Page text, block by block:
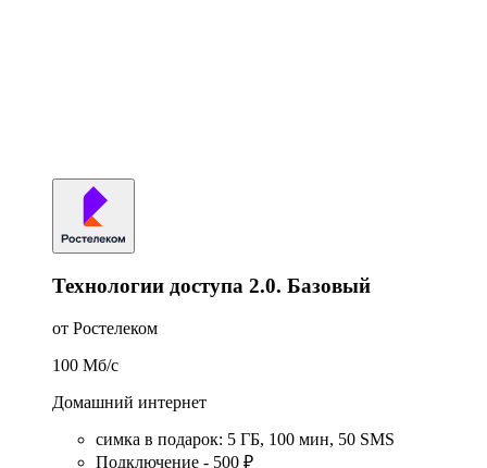
Технологии доступа 2.0. Базовый
от Ростелеком
100 Мб/c
Домашний интернет
симка в подарок: 5 ГБ, 100 мин, 50 SMS
Подключение - 500 ₽